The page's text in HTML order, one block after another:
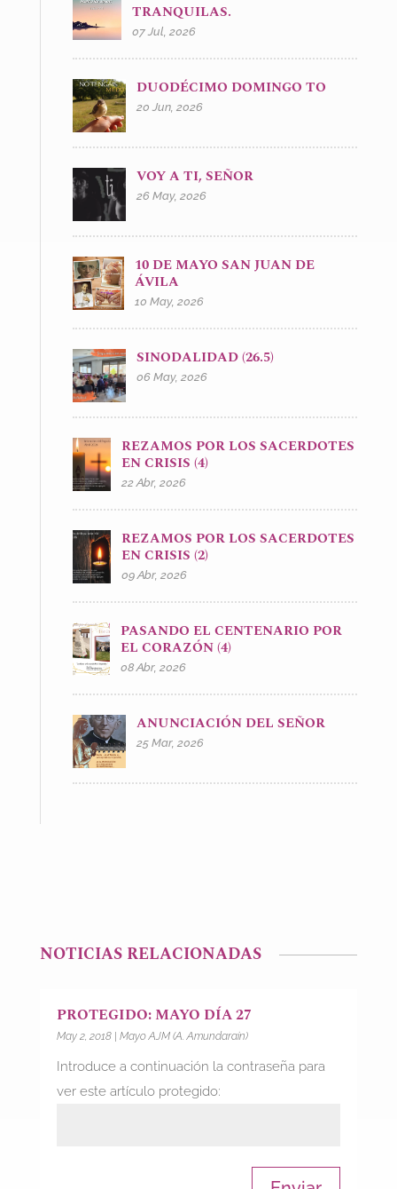
TRANQUILAS.
07 Jul, 2026
DUODÉCIMO DOMINGO TO
20 Jun, 2026
VOY A TI, SEÑOR
26 May, 2026
10 DE MAYO SAN JUAN DE
ÁVILA
10 May, 2026
SINODALIDAD (26.5)
06 May, 2026
REZAMOS POR LOS SACERDOTES
EN CRISIS (4)
22 Abr, 2026
REZAMOS POR LOS SACERDOTES
EN CRISIS (2)
09 Abr, 2026
PASANDO EL CENTENARIO POR
EL CORAZÓN (4)
08 Abr, 2026
ANUNCIACIÓN DEL SEÑOR
25 Mar, 2026
NOTICIAS RELACIONADAS
PROTEGIDO: MAYO DÍA 27
May 2, 2018| Mayo AJM (A. Amundarain)
Introduce a continuación la contraseña para
ver este artículo protegido: